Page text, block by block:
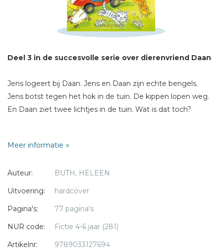
Deel 3 in de succesvolle serie over dierenvriend Daan
Jens logeert bij Daan. Jens en Daan zijn echte bengels.
Jens botst tegen het hok in de tuin. De kippen lopen weg.
En Daan ziet twee lichtjes in de tuin. Wat is dat toch?
boerderij. Opa heeft land en veel dieren. Wat gebeurt er
komen ze daar weer uit?
jaar
Meer informatie
Auteur:
BUTH, HELEEN
Uitvoering:
hardcover
Pagina's:
77 pagina's
NUR code:
Fictie 4-6 jaar (281)
Artikelnr:
9789033127694
Bericht *